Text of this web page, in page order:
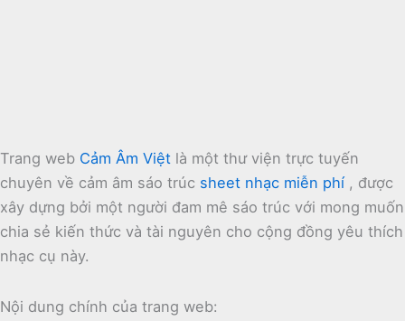
Trang web Cảm Âm Việt là một thư viện trực tuyến
chuyên về cảm âm sáo trúc sheet nhạc miễn phí , được
xây dựng bởi một người đam mê sáo trúc với mong muốn
chia sẻ kiến thức và tài nguyên cho cộng đồng yêu thích
nhạc cụ này.
Nội dung chính của trang web: